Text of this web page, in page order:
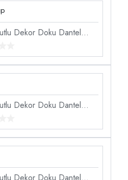
Dekor Doku Dantel
Dekor Doku Dantel